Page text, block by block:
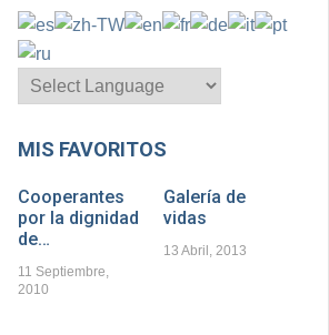
MIS FAVORITOS
Cooperantes
por la dignidad
de…
11 Septiembre,
2010
Galería de
vidas
13 Abril, 2013